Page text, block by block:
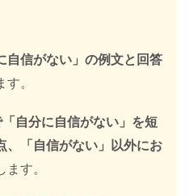
自信がない」の例文と回答
す。
自分に自信がない」を短
、「自信がない」以外にお
ます。